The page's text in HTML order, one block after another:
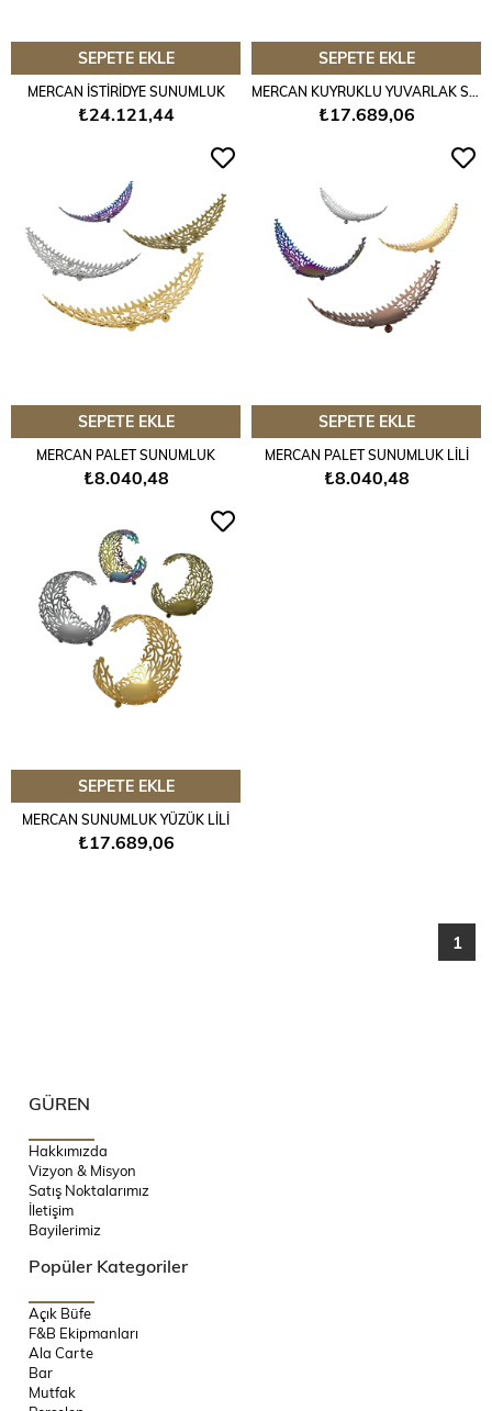
SEPETE EKLE
MERCAN İSTİRİDYE SUNUMLUK
₺24.121,44
SEPETE EKLE
₺17.689,06
SEPETE EKLE
MERCAN PALET SUNUMLUK
₺8.040,48
SEPETE EKLE
MERCAN PALET SUNUMLUK LİLİ
₺8.040,48
SEPETE EKLE
MERCAN SUNUMLUK YÜZÜK LİLİ
₺17.689,06
1
GÜREN
Hakkımızda
Vizyon & Misyon
Satış Noktalarımız
İletişim
Bayilerimiz
Popüler Kategoriler
Açık Büfe
F&B Ekipmanları
Ala Carte
Bar
Mutfak